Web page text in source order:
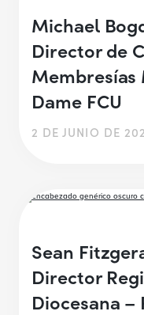
Michael
Director de
Dame FCU
2 DE JUNIO DE
Sean
Director
Diocesana –